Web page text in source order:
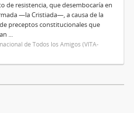
de resistencia, que desembocaría en
—la Cristiada—, a causa de la
preceptos constitucionales que
...
de Todos los Amigos (VITA-